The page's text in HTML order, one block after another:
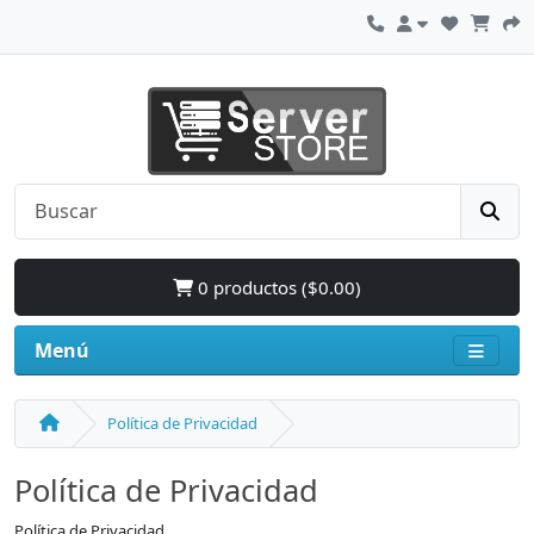
0 productos ($0.00)
Menú
Política de Privacidad
Política de Privacidad